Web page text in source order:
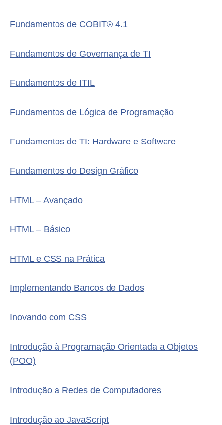
Fundamentos de COBIT® 4.1
Fundamentos de Governança de TI
Fundamentos de ITIL
Fundamentos de Lógica de Programação
Fundamentos de TI: Hardware e Software
Fundamentos do Design Gráfico
HTML – Avançado
HTML – Básico
HTML e CSS na Prática
Implementando Bancos de Dados
Inovando com CSS
Introdução à Programação Orientada a Objetos
(POO)
Introdução a Redes de Computadores
Introdução ao JavaScript